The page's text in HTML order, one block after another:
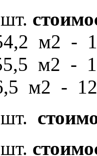
м2 -
м2 -
м2 -